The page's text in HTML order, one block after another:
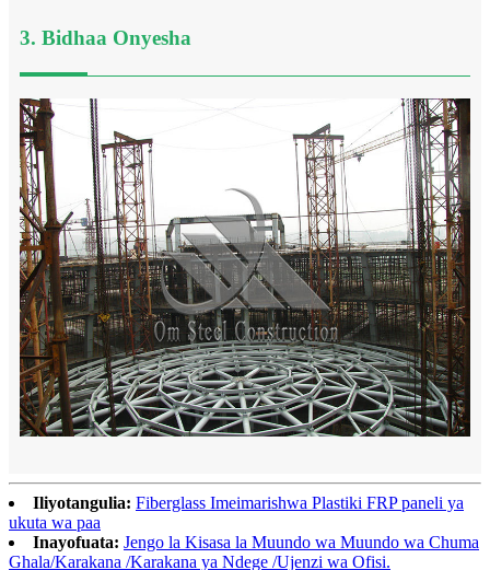
3. Bidhaa Onyesha
Iliyotangulia: Fiberglass Imeimarishwa Plastiki FRP paneli ya
ukuta wa paa
Inayofuata: Jengo la Kisasa la Muundo wa Muundo wa Chuma
Ghala/Karakana /Karakana ya Ndege /Ujenzi wa Ofisi.